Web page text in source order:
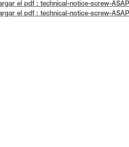
el pdf : technical-notice-screw-
el pdf : technical-notice-screw-